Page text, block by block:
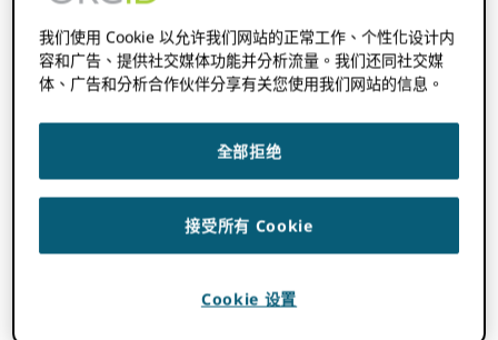
編輯經理®
可設定的工作流程管理系統，旨在簡化
我们使用 Cookie 以允许我们网站的正常工作、个性化设计内
容和广告、提供社交媒体功能并分析流量。我们还同社交媒
体、广告和分析合作伙伴分享有关您使用我们网站的信息。
全部拒绝
接受所有 Cookie
Cookie 设置